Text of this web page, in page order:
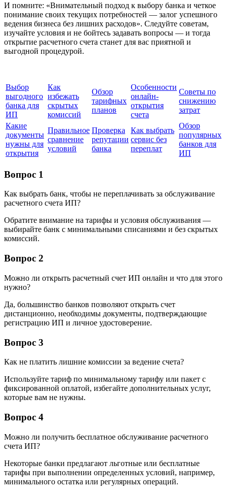
И помните: «Внимательный подход к выбору банка и четкое
понимание своих текущих потребностей — залог успешного
ведения бизнеса без лишних расходов». Следуйте советам,
изучайте условия и не бойтесь задавать вопросы — и тогда
открытие расчетного счета станет для вас приятной и
выгодной процедурой.
Выбор
выгодного
банка для
ИП
Как
избежать
скрытых
комиссий
Обзор
тарифных
планов
Особенности
онлайн-
открытия
счета
Советы по
снижению
затрат
Какие
документы
нужны для
открытия
Правильное
сравнение
условий
Проверка
репутации
банка
Как выбрать
сервис без
переплат
Обзор
популярных
банков для
ИП
Вопрос 1
Как выбрать банк, чтобы не переплачивать за обслуживание
расчетного счета ИП?
Обратите внимание на тарифы и условия обслуживания —
выбирайте банк с минимальными списаниями и без скрытых
комиссий.
Вопрос 2
Можно ли открыть расчетный счет ИП онлайн и что для этого
нужно?
Да, большинство банков позволяют открыть счет
дистанционно, необходимы документы, подтверждающие
регистрацию ИП и личное удостоверение.
Вопрос 3
Как не платить лишние комиссии за ведение счета?
Используйте тариф по минимальному тарифу или пакет с
фиксированной оплатой, избегайте дополнительных услуг,
которые вам не нужны.
Вопрос 4
Можно ли получить бесплатное обслуживание расчетного
счета ИП?
Некоторые банки предлагают льготные или бесплатные
тарифы при выполнении определенных условий, например,
минимального остатка или регулярных операций.